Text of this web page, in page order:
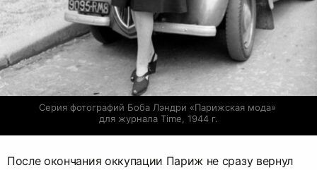
Серия фотографий Боба Лэндри «Парижская мода»
для журнала Time, 1944 г.
После окончания оккупации Париж не сразу вернул